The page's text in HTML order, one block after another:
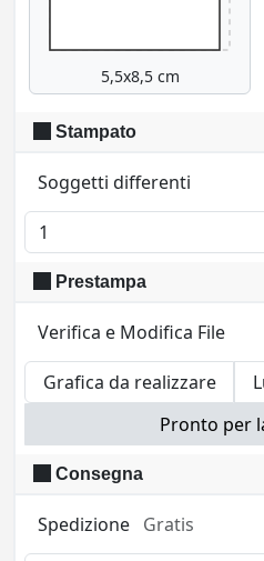
5,5x8,5 cm
Stampato
Soggetti differenti
Indica il numero di
Per ogni soggetto sarà
Prestampa
Verifica e Modifica File
Grafica da realizzare
Pronto per
Tutto ok! File grafico e
pronti per essere
Consegna
Spedizione Gratis